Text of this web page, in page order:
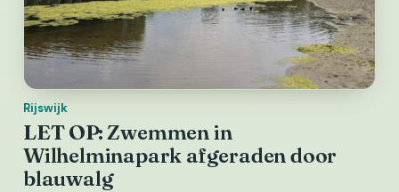
Rijswijk
LET OP: Zwemmen in
Wilhelminapark afgeraden door
blauwalg